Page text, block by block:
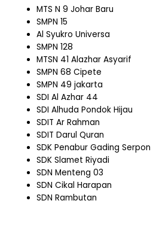
MTS N 9 Johar Baru
SMPN 15
Al Syukro Universa
SMPN 128
MTSN 41 Alazhar Asyarif
SMPN 68 Cipete
SMPN 49 jakarta
SDI Al Azhar 44
SDI Alhuda Pondok Hijau
SDIT Ar Rahman
SDIT Darul Quran
SDK Penabur Gading Serpon
SDK Slamet Riyadi
SDN Menteng 03
SDN Cikal Harapan
SDN Rambutan